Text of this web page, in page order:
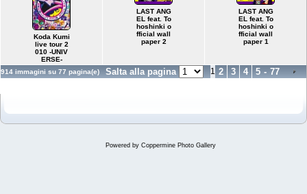
Koda Kumi
live tour 2
010 -UNIV
ERSE-
LAST ANG
EL feat. To
hoshinki o
fficial wall
paper 2
LAST ANG
EL feat. To
hoshinki o
fficial wall
paper 1
914 immagini su 77 pagina(e) Salta alla pagina 1 2 3 4 5 - 77
Powered by Coppermine Photo Gallery